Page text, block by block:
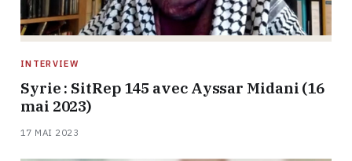
INTERVIEW
Syrie : SitRep 145 avec Ayssar Midani (16
mai 2023)
17 MAI 2023